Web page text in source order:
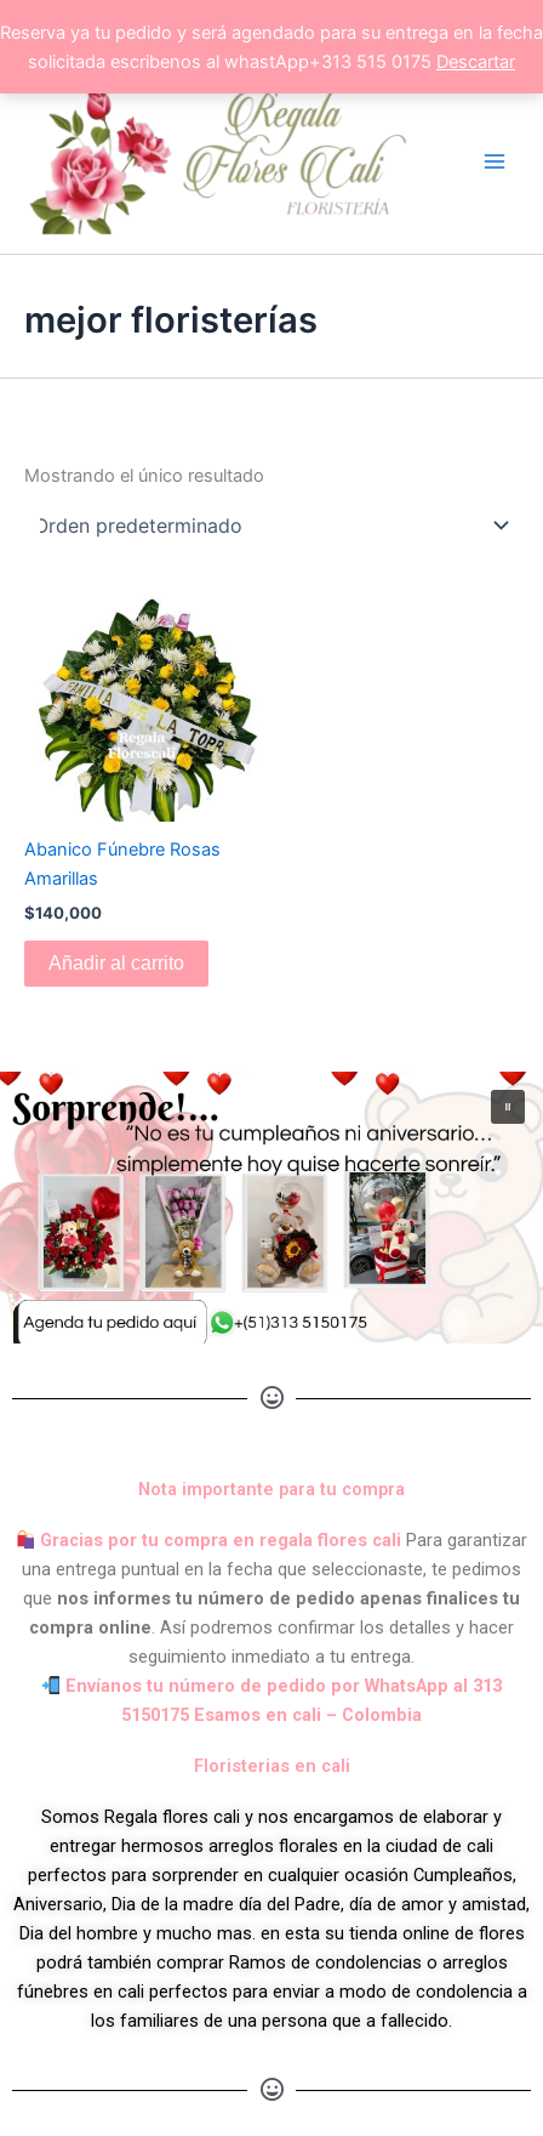
Reserva ya tu pedido y será agendado para su entrega en la fecha
solicitada escribenos al whastApp+313 515 0175 Descartar
al
contenido
mejor floristerías
Mostrando el único resultado
Abanico Fúnebre Rosas
Amarillas
$140,000
Añadir al carrito
Nota importante para tu compra
Gracias por tu compra en regala flores caliPara garantizar
una entrega puntual en la fecha que seleccionaste, te pedimos
que nos informes tu número de pedido apenas finalices tu
compra online. Así podremos confirmar los detalles y hacer
seguimiento inmediato a tu entrega.
Envíanos tu número de pedido por WhatsApp al 313
5150175 Esamos en cali – Colombia
Floristerias en cali
Somos Regala flores cali y nos encargamos de elaborar y
entregar hermosos arreglos florales en la ciudad de cali
perfectos para sorprender en cualquier ocasión Cumpleaños,
Aniversario, Dia de la madre día del Padre, día de amor y amistad,
Dia del hombre y mucho mas. en esta su tienda online de flores
podrá también comprar Ramos de condolencias o arreglos
fúnebres en cali perfectos para enviar a modo de condolencia a
los familiares de una persona que a fallecido.